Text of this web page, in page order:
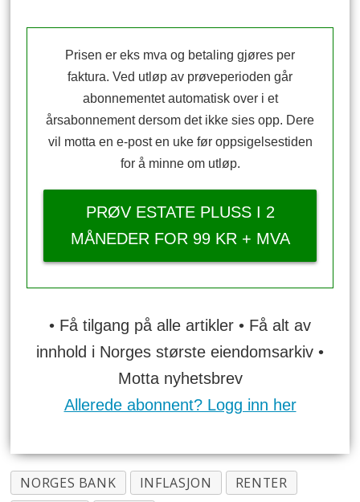
Prisen er eks mva og betaling gjøres per
faktura. Ved utløp av prøveperioden går
abonnementet automatisk over i et
årsabonnement dersom det ikke sies opp. Dere
vil motta en e-post en uke før oppsigelsestiden
for å minne om utløp.
PRØV ESTATE PLUSS I 2
MÅNEDER FOR 99 KR + MVA
• Få tilgang på alle artikler • Få alt av
innhold i Norges største eiendomsarkiv •
Motta nyhetsbrev
Allerede abonnent? Logg inn her
NORGES BANK INFLASJON
RENTER